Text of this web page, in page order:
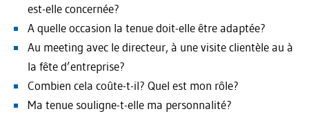
est-elle concernée?
A quelle occasion la tenue doit-elle être adaptée?
Au meeting avec le directeur, à une visite clientèle au à
la fête d’entreprise?
Combien cela coûte-t-il? Quel est mon rôle?
Ma tenue souligne-t-elle ma personnalité?